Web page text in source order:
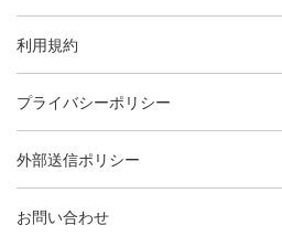
利用規約
プライバシーポリシー
外部送信ポリシー
お問い合わせ